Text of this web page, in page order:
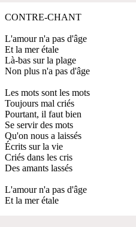
CONTRE-CHANT
L'amour n'a pas d'âge
Et la mer étale
Là-bas sur la plage
Non plus n'a pas d'âge
Les mots sont les mots
Toujours mal criés
Pourtant, il faut bien
Se servir des mots
Qu'on nous a laissés
Écrits sur la vie
Criés dans les cris
Des amants lassés
L'amour n'a pas d'âge
Et la mer étale